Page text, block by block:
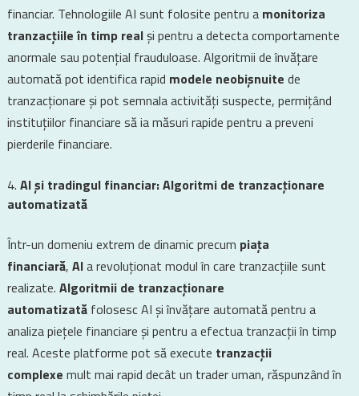
financiar. Tehnologiile AI sunt folosite pentru a monitoriza
tranzacțiile în timp realși pentru a detecta comportamente
anormale sau potențial frauduloase. Algoritmii de învățare
automată pot identifica rapid modele neobișnuite de
tranzacționare și pot semnala activități suspecte, permițând
instituțiilor financiare să ia măsuri rapide pentru a preveni
pierderile financiare.
AI și tradingul financiar: Algoritmi de tranzacționare
automatizată
Într-un domeniu extrem de dinamic precum piața
financiară, AIa revoluționat modul în care tranzacțiile sunt
realizate. Algoritmii de tranzacționare
automatizatăfolosesc AI și învățare automată pentru a
analiza piețele financiare și pentru a efectua tranzacții în timp
real. Aceste platforme pot să execute tranzacții
complexe mult mai rapid decât un trader uman, răspunzând în